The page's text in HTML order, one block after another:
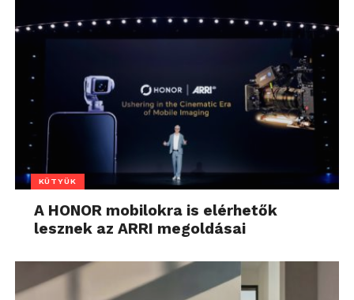
KÜTYÜK
A HONOR mobilokra is elérhetők
lesznek az ARRI megoldásai